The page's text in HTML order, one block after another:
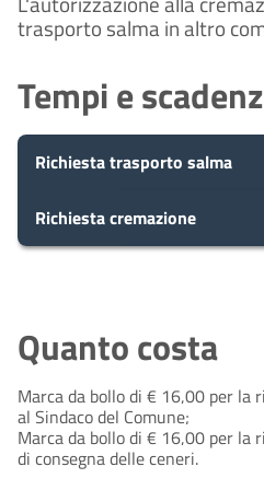
trasporto salma in altro
Tempi e
Richiesta trasporto salma
5
giorni
Presa in carico
Dopo aver
10
giorni
Eventuale
integrazioni
Durante
Richiesta cremazione
procedimento e
la tua domanda
10 Eventuale
Quanto costa
Marca da bollo di € 16,00 per la
al Sindaco del Comune;
Marca da bollo di € 16,00 per la
di consegna delle ceneri.